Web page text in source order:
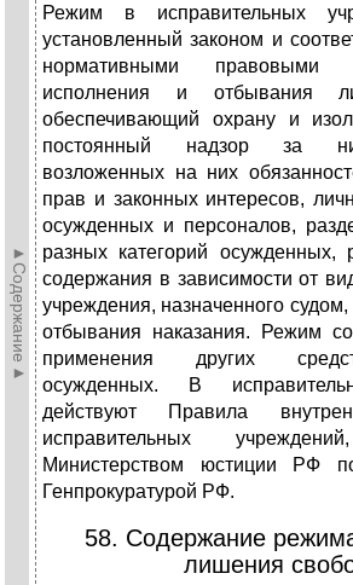
►Содержание►
Режим в исправительных
установленный законом и
нормативными правовыми
исполнения и отбывания
обеспечивающий охрану и
постоянный надзор за
возложенных на них
прав и законных интересов,
осужденных и персоналов,
разных категорий осужденных,
содержания в зависимости от
учреждения, назначенного
отбывания наказания. Режим
применения других
осужденных. В
действуют Правила
исправительных
Министерством юстиции РФ
Генпрокуратурой РФ.
58. Содержание
лишения